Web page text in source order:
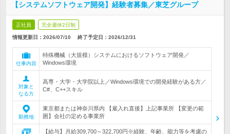
【システムソフトウェア開発】経験者募集／東芝グループ
正社員 完全週休2日制
情報更新日：2026/07/10 終了予定日： 2026/12/31
仕事内容
特殊機械（大規模）システムにおけるソフトウェア開発／
Windows環境
対象と
なる方
高専・大学・大学院以上／Windows環境での開発経験がある方／
C#、C++スキル
勤務地
東京都または神奈川県内 【雇入れ直後】上記事業所 【変更の範
囲】会社の定める事業所
【給与】月給309,700～322,700円※経験、年齢、能力等を考慮の